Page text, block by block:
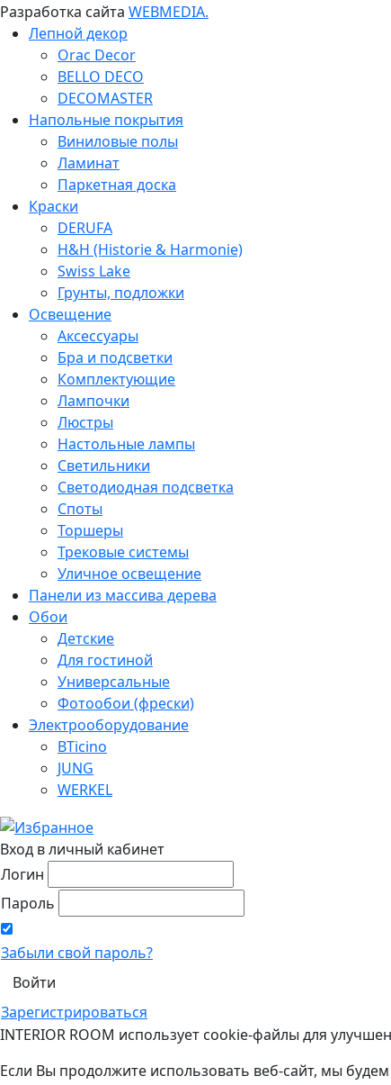
Разработка сайта WEBMEDIA.
Лепной декор
Orac Decor
BELLO DECO
DECOMASTER
Напольные покрытия
Виниловые полы
Ламинат
Паркетная доска
Краски
DERUFA
H&H (Historie & Harmonie)
Swiss Lake
Грунты, подложки
Освещение
Аксессуары
Бра и подсветки
Комплектующие
Лампочки
Люстры
Настольные лампы
Светильники
Светодиодная подсветка
Споты
Торшеры
Трековые системы
Уличное освещение
Панели из массива дерева
Обои
Детские
Для гостиной
Универсальные
Фотообои (фрески)
Электрооборудование
BTicino
JUNG
WERKEL
Вход в личный кабинет
Логин
Пароль
Забыли свой пароль?
Зарегистрироваться
INTERIOR ROOM использует cookie-файлы для
Если Вы продолжите использовать веб-сайт, мы